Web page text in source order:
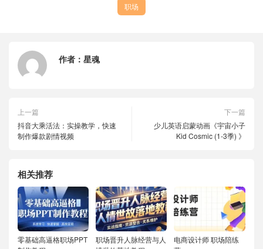
职场
作者： 星魂
上一篇
抖音大乘活法：实操教学，快速
制作爆款剧情视频
下一篇
少儿英语启蒙动画《宇宙小子
Kid Cosmic (1-3季) 》
相关推荐
零基础高逼格职场PPT
职场晋升人脉经营与人
电商设计师 职场陪练